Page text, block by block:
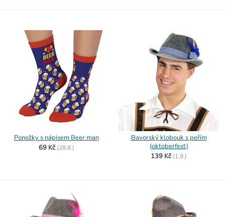
Ponožky s nápisem Beer man
69 Kč (28.8.)
Bavorský klobouk s peřím
(oktoberfest)
139 Kč (1.9.)